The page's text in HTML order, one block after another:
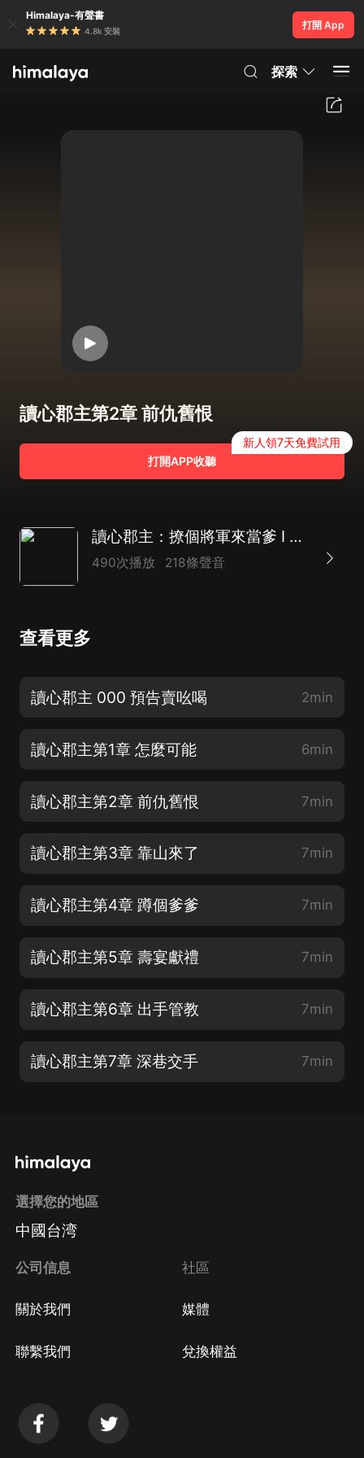
Himalaya-有聲書
4.8k 安裝
打開 App
探索
讀心郡主第2章 前仇舊恨
打開APP收聽
新人領7天免費試用
讀心郡主：撩個將軍來當爹 I 穿越逆襲大女主，暴打綠茶小心機
490次播放 218條聲音
查看更多
讀心郡主 000 預告賣吆喝 2min
讀心郡主第1章 怎麼可能 6min
讀心郡主第2章 前仇舊恨 7min
讀心郡主第3章 靠山來了 7min
讀心郡主第4章 蹲個爹爹 7min
讀心郡主第5章 壽宴獻禮 7min
讀心郡主第6章 出手管教 7min
讀心郡主第7章 深巷交手 7min
選擇您的地區
中國台湾
公司信息
關於我們
聯繫我們
社區
媒體
兌換權益